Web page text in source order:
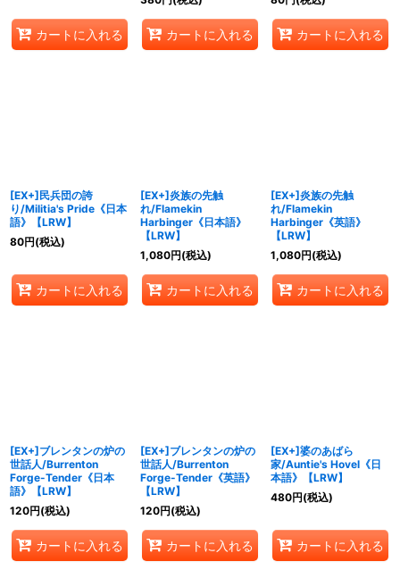
カートに入れる カートに入れる カートに入れる
[EX+]民兵団の誇
り/Militia's Pride《日本
語》【LRW】
80円(税込)
カートに入れる
[EX+]炎族の先触
れ/Flamekin
Harbinger《日本語》
【LRW】
1,080円(税込)
カートに入れる
[EX+]炎族の先触
れ/Flamekin
Harbinger《英語》
【LRW】
1,080円(税込)
カートに入れる
[EX+]ブレンタンの炉の
世話人/Burrenton
Forge-Tender《日本
語》【LRW】
120円(税込)
カートに入れる
[EX+]ブレンタンの炉の
世話人/Burrenton
Forge-Tender《英語》
【LRW】
120円(税込)
カートに入れる
[EX+]婆のあばら
家/Auntie's Hovel《日
本語》【LRW】
480円(税込)
カートに入れる